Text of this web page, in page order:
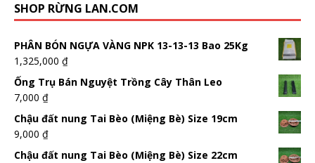
SHOP RỪNG LAN.COM
PHÂN BÓN NGỰA VÀNG NPK 13-13-13 Bao 25Kg
1,325,000 ₫
Ống Trụ Bán Nguyệt Trồng Cây Thân Leo
7,000 ₫
Chậu đất nung Tai Bèo (Miệng Bè) Size 19cm
9,000 ₫
Chậu đất nung Tai Bèo (Miệng Bè) Size 22cm